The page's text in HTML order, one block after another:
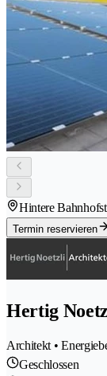
Hintere
Termin reservieren
Hertig
Architekt •
Geschlossen